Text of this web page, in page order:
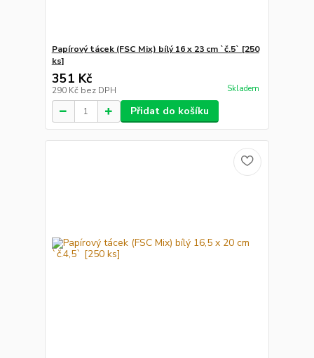
Papírový tácek (FSC Mix) bílý 16 x 23 cm `č.5` [250
ks]
351 Kč
290 Kč bez DPH Skladem
Přidat do košíku